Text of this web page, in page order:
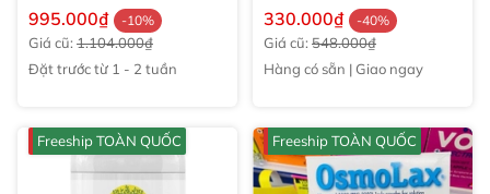
995.000₫ -10%
Giá cũ: 1.104.000₫
Đặt trước từ 1 - 2 tuần
330.000₫ -40%
Giá cũ: 548.000₫
Hàng có sẵn | Giao ngay
Freeship TOÀN QUỐC Freeship TOÀN QUỐC